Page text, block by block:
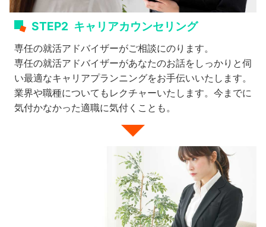
STEP2 キャリアカウンセリング
専任の就活アドバイザーがご相談にのります。
専任の就活アドバイザーがあなたのお話をしっかりと伺
い最適なキャリアプランニングをお手伝いいたします。
業界や職種についてもレクチャーいたします。今までに
気付かなかった適職に気付くことも。